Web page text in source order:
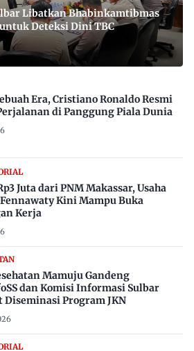
Libatkan Bhabinkamtibmas
Deteksi Dini TBC
Era, Cristiano Ronaldo Resmi
di Panggung Piala Dunia
Juta dari PNM Makassar, Usaha
Kini Mampu Buka
Kerja
Mamuju Gandeng
dan Komisi Informasi Sulbar
Diseminasi Program JKN